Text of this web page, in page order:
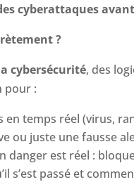
cyberattaques
?
cybersécurité, des
pour :
en temps réel (virus,
ou juste une fausse
danger est réel :
s’est passé et